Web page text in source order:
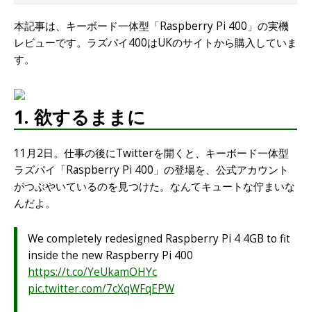
本記事は、キーボード一体型「Raspberry Pi 400」の実機
レビューです。ラズパイ400はUKのサイトから購入していま
す。
1. 欲するままに
11月2日。仕事の後にTwitterを開くと、キーボード一体型
ラズパイ「Raspberry Pi 400」の登場を、公式アカウント
がつぶやいているのを見つけた。なんてキュートな佇まいな
んだよ。
We completely redesigned Raspberry Pi 4 4GB to fit
inside the new Raspberry Pi 400
https://t.co/YeUkamOHYc
pic.twitter.com/7cXqWFqEPW